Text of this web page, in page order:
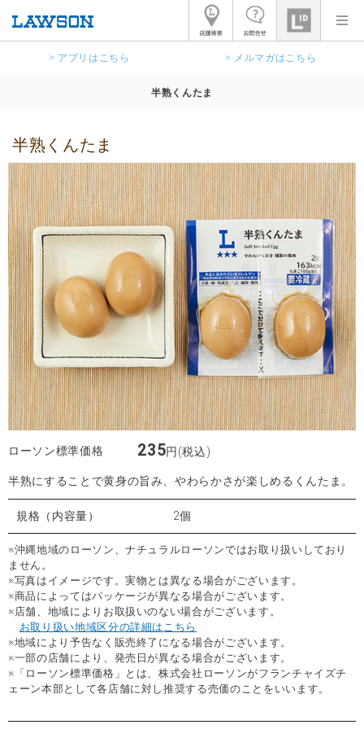
> アプリはこちら > メルマガはこちら
半熟くんたま
半熟くんたま
ローソン標準価格 235円(税込)
半熟にすることで黄身の旨み、やわらかさが楽しめるくんたま。
規格（内容量） 2個
※沖縄地域のローソン、ナチュラルローソンではお取り扱いしており
ません。
※写真はイメージです。実物とは異なる場合がございます。
※商品によってはパッケージが異なる場合がございます。
※店舗、地域によりお取扱いのない場合がございます。
お取り扱い地域区分の詳細はこちら
※地域により予告なく販売終了になる場合がございます。
※一部の店舗により、発売日が異なる場合がございます。
※「ローソン標準価格」とは、株式会社ローソンがフランチャイズチ
ェーン本部として各店舗に対し推奨する売価のことをいいます。